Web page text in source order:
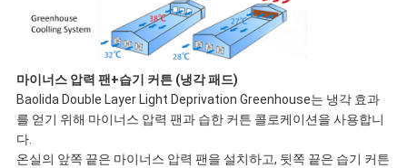
마이너스 압력 팬+습기 커튼 (냉각 패드)
Baolida Double Layer Light Deprivation Greenhouse는 냉각 효과
를 얻기 위해 마이너스 압력 팬과 습한 커튼 콜로케이션을 사용합니
다.
온실의 앞쪽 끝은 마이너스 압력 팬을 설치하고, 뒷쪽 끝은 습기 커튼